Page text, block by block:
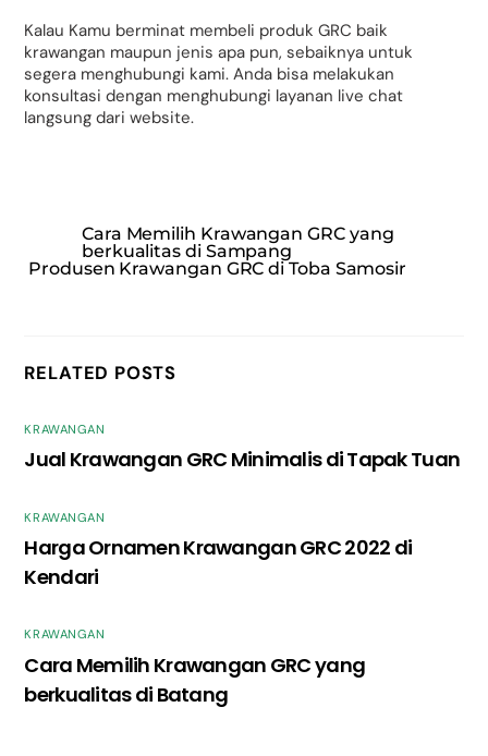
Kalau Kamu berminat membeli produk GRC baik
krawangan maupun jenis apa pun, sebaiknya untuk
segera menghubungi kami. Anda bisa melakukan
konsultasi dengan menghubungi layanan live chat
langsung dari website.
Cara Memilih Krawangan GRC yang
berkualitas di Sampang
Produsen Krawangan GRC di Toba Samosir
RELATED POSTS
KRAWANGAN
Jual Krawangan GRC Minimalis di Tapak Tuan
KRAWANGAN
Harga Ornamen Krawangan GRC 2022 di
Kendari
KRAWANGAN
Cara Memilih Krawangan GRC yang
berkualitas di Batang